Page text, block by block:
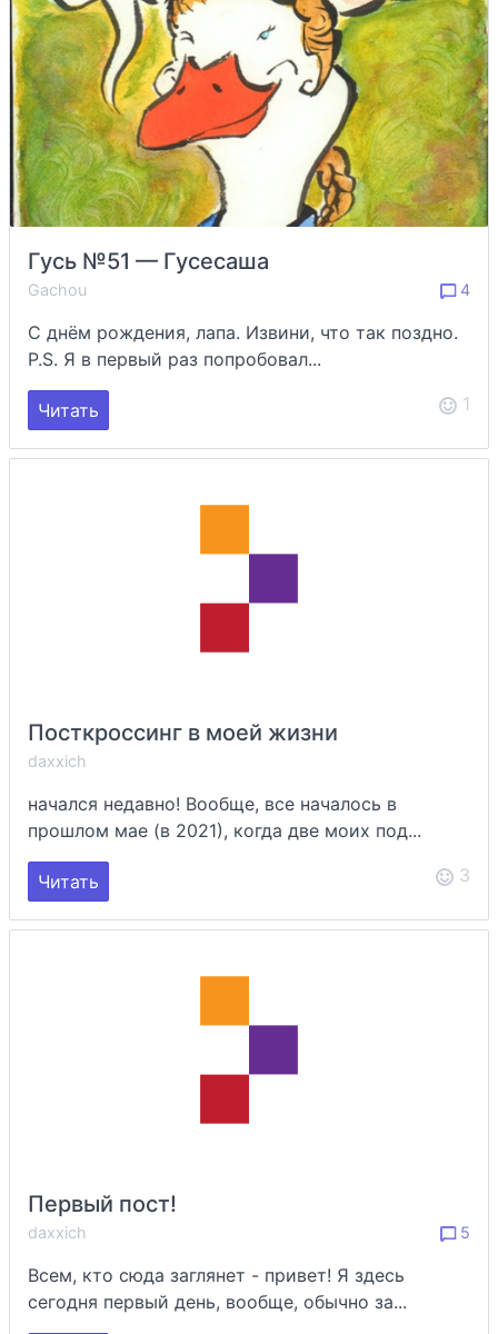
Гусь №51 — Гусесаша
Gachou 4
С днём рождения, лапа. Извини, что так поздно.
P.S. Я в первый раз попробовал...
Читать 1
Посткроссинг в моей жизни
daxxich
начался недавно! Вообще, все началось в
прошлом мае (в 2021), когда две моих под...
Читать 3
Первый пост!
daxxich 5
Всем, кто сюда заглянет - привет! Я здесь
сегодня первый день, вообще, обычно за...